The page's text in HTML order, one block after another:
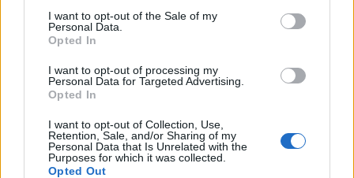
I want to opt-out of the Sale of my
Personal Data.
Opted In
I want to opt-out of processing my
Personal Data for Targeted Advertising.
Opted In
I want to opt-out of Collection, Use,
Retention, Sale, and/or Sharing of my
Personal Data that Is Unrelated with the
Purposes for which it was collected.
Opted Out
Carrarese, in campionato ha poi confermato il
suo buon feeling con il bonus chiudendo con 5
dimostrato di poter stare a questo livello e non ci
stupiremmo se su di lui risuonassero fortissime
le sirene del mercato.
Martin Baturina- Quotazione iniziale 9 -